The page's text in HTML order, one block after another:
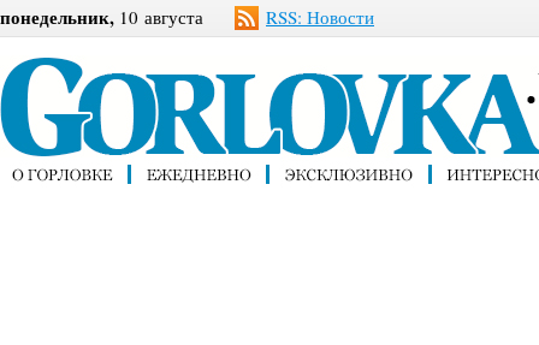
понедельник, 10 августа RSS: Новости